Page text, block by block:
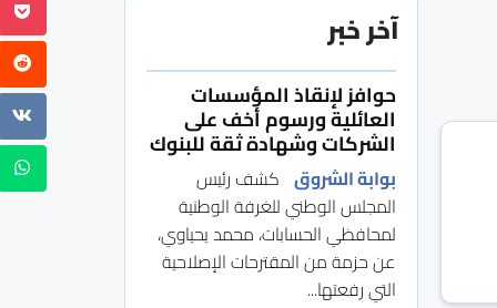
آخر خبر
حوافز لإنقاذ المؤسسات
العائلية ورسوم أخف على
الشركات وشهادة ثقة للبنوك
بوابة الشروق كشف رئيس
المجلس الوطني للغرفة الوطنية
لمحافظي الحسابات، محمد يحياوي،
عن حزمة من المقترحات الإصلاحية
التي رفعتها...